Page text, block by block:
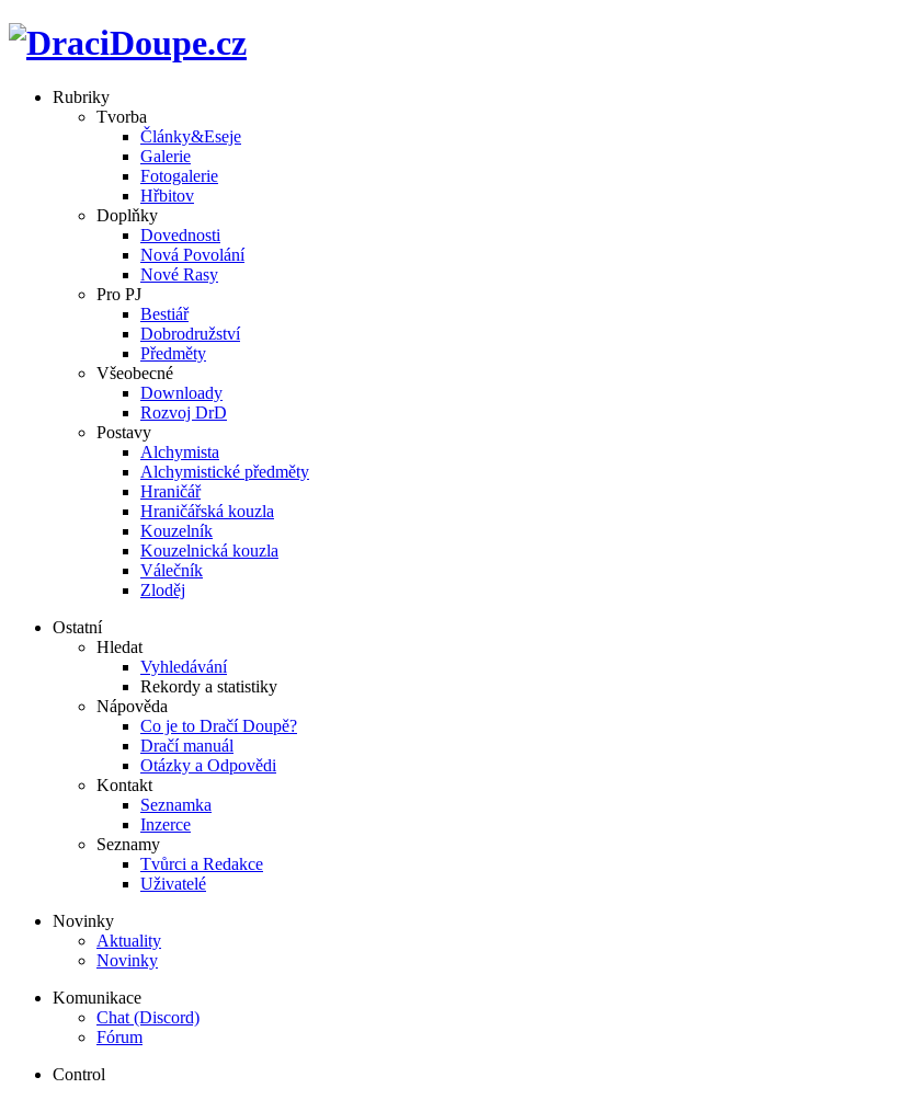
Rubriky
Tvorba
Články&Eseje
Galerie
Fotogalerie
Hřbitov
Doplňky
Dovednosti
Nová Povolání
Nové Rasy
Pro PJ
Bestiář
Dobrodružství
Předměty
Všeobecné
Downloady
Rozvoj DrD
Postavy
Alchymista
Alchymistické předměty
Hraničář
Hraničářská kouzla
Kouzelník
Kouzelnická kouzla
Válečník
Zloděj
Ostatní
Hledat
Vyhledávání
Rekordy a statistiky
Nápověda
Co je to Dračí Doupě?
Dračí manuál
Otázky a Odpovědi
Kontakt
Seznamka
Inzerce
Seznamy
Tvůrci a Redakce
Uživatelé
Novinky
Aktuality
Novinky
Komunikace
Chat (Discord)
Fórum
Control